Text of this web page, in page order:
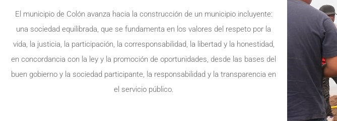
El municipio de Colón avanza hacia la construcción de un municipio incluyente:
una sociedad equilibrada, que se fundamenta en los valores del respeto por la
vida, la justicia, la participación, la corresponsabilidad, la libertad y la honestidad,
en concordancia con la ley y la promoción de oportunidades, desde las bases del
buen gobierno y la sociedad participante, la responsabilidad y la transparencia en
el servicio público.